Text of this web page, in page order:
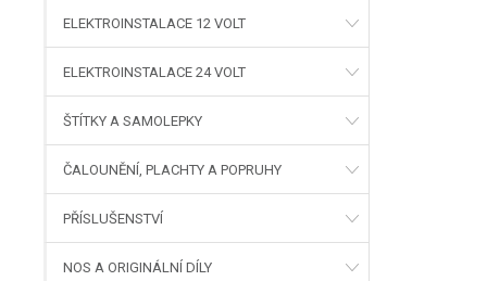
ELEKTROINSTALACE 12 VOLT
ELEKTROINSTALACE 24 VOLT
ŠTÍTKY A SAMOLEPKY
ČALOUNĚNÍ, PLACHTY A POPRUHY
PŘÍSLUŠENSTVÍ
NOS A ORIGINÁLNÍ DÍLY